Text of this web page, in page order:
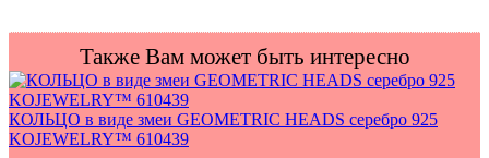
Также Вам может быть интересно
КОЛЬЦО в виде змеи GEOMETRIC HEADS серебро 925
KOJEWELRY™ 610439